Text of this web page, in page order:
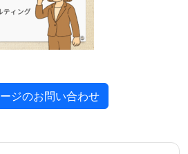
ジのお問い合わせ